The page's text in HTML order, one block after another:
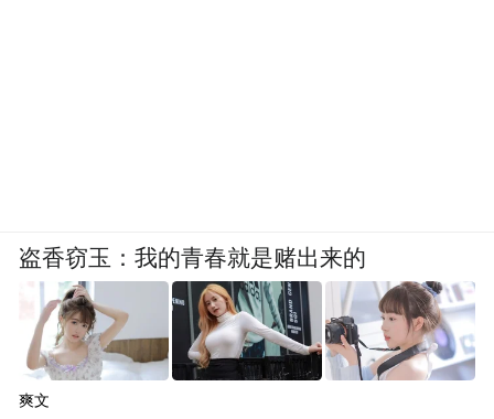
盗香窃玉：我的青春就是赌出来的
爽文